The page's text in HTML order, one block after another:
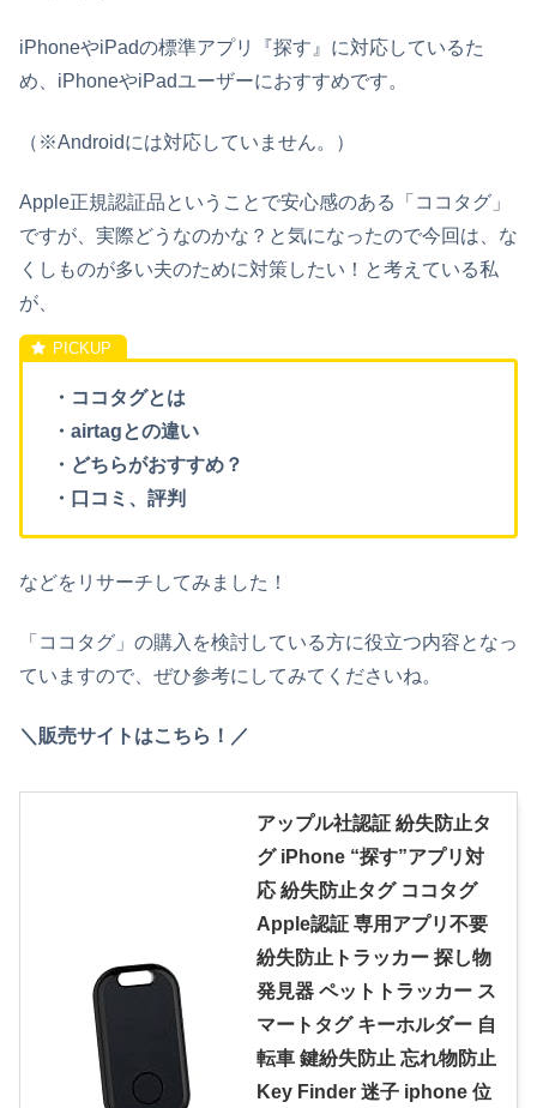
iPhoneやiPadの標準アプリ『探す』に対応しているた
め、iPhoneやiPadユーザーにおすすめです。
（※Androidには対応していません。）
Apple正規認証品ということで安心感のある「 ココタグ 」
ですが、実際どうなのかな？と気になったので今回は、な
くしものが多い夫のために対策したい！と考えている私
が、
・ココタグとは
・airtagとの違い
・どちらがおすすめ？
・口コミ、評判
などをリサーチしてみました！
「ココタグ」の購入を検討している方に役立つ内容となっ
ていますので、ぜひ参考にしてみてくださいね。
＼販売サイトはこちら！／
アップル社認証 紛失防止タ
グ iPhone “探す”アプリ対
応 紛失防止タグ ココタグ
Apple認証 専用アプリ不要
紛失防止トラッカー 探し物
発見器 ペットトラッカー ス
マートタグ キーホルダー 自
転車 鍵紛失防止 忘れ物防止
Key Finder 迷子 iphone 位